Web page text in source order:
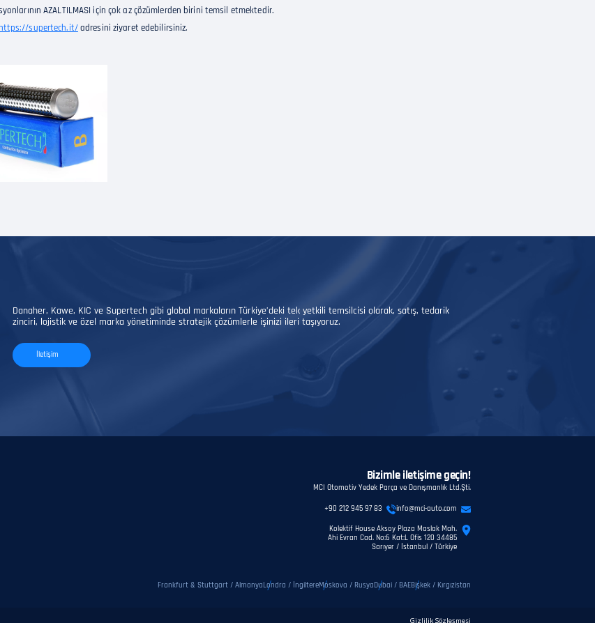
AZALTILMASI için çok az çözümlerden birini temsil etmektedir.
supertech.it/adresini ziyaret edebilirsiniz.
Danaher, Kawe, KIC ve Supertech gibi global markaların Türkiye’deki tek yetkili temsilcisi olarak, satış, tedarik
zinciri, lojistik ve özel marka yönetiminde stratejik çözümlerle işinizi ileri taşıyoruz.
İletişim
Bizimle iletişime geçin!
MCI Otomotiv Yedek Parça ve Danışmanlık Ltd.Şti.
+90 212 945 97 83 info@mci-auto.com
Kolektif House Aksoy Plaza Maslak Mah.
Ahi Evran Cad. No:6 Kat:L Ofis 120 34485
Sarıyer / İstanbul / Türkiye
Frankfurt & Stuttgart / AlmanyaLondra / İngiltereMoskova / RusyaDubai / BAEBişkek / Kırgızistan
Gizlilik Sözleşmesi